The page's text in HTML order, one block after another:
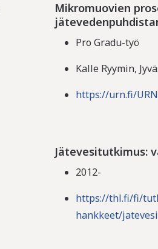
Mikromuovien
Pro Gradu-työ
Kalle Ryymin,
https://urn.fi/
Jätevesitutkimus:
2012-
https://thl.fi/fi/
hankkeet/